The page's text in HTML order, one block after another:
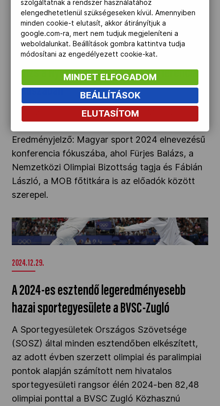
Párizs a Nyerges Mihály-emlékkonferencia
fókuszában" />
2025.01.10.
Párizs a Nyerges Mihály-emlékkonferencia
fókuszában
A párizsi olimpia kerül a Nyerges Mihály
Eredményjelző: Magyar sport 2024 elnevezésű
konferencia fókuszába, ahol Fürjes Balázs, a
Nemzetközi Olimpiai Bizottság tagja és Fábián
László, a MOB főtitkára is az előadók között
szerepel.
A 2024-es esztendő legeredményesebb hazai
sportegyesülete a BVSC-Zugló" />
2024.12.29.
A 2024-es esztendő legeredményesebb
hazai sportegyesülete a BVSC-Zugló
A Sportegyesületek Országos Szövetsége
(SOSZ) által minden esztendőben elkészített,
az adott évben szerzett olimpiai és paralimpiai
pontok alapján számított nem hivatalos
sportegyesületi rangsor élén 2024-ben 82,48
olimpiai ponttal a BVSC Zugló Közhasznú
szolgáltatnak a rendszer használatához
elengedhetetlenül szükségeseken kívül. Amennyiben
minden cookie-t elutasít, akkor átirányítjuk a
google.com-ra, mert nem tudjuk megjeleníteni a
weboldalunkat. Beállítások gombra kattintva tudja
módosítani az engedélyezett cookie-kat.
MINDET ELFOGADOM
BEÁLLÍTÁSOK
ELUTASÍTOM